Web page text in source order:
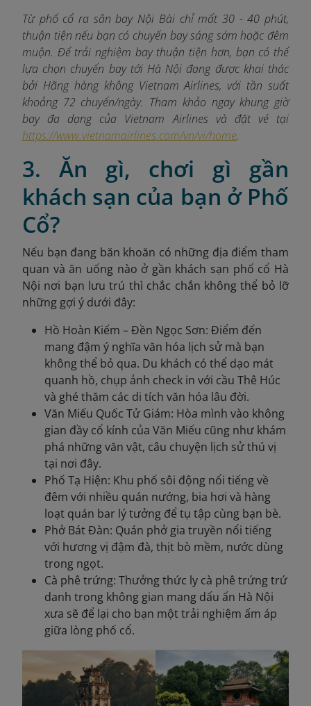
Từ phố cổ ra sân bay Nội Bài chỉ mất 30 - 40 phút,
thuận tiện nếu bạn có chuyến bay sáng sớm hoặc đêm
muộn. Để trải nghiệm bay thuận tiện hơn, bạn có thể
lựa chọn chuyến bay tới Hà Nội đang được khai thác
bởi Hãng hàng không Vietnam Airlines, với tần suất
khoảng 72 chuyến/ngày. Tham khảo ngay khung giờ
bay đa dạng của Vietnam Airlines và đặt vé tại
https://www.vietnamairlines.com/vn/vi/home.
3. Ăn gì, chơi gì gần
khách sạn của bạn ở Phố
Cổ?
Nếu bạn đang băn khoăn có những địa điểm tham
quan và ăn uống nào ở gần khách sạn phố cổ Hà
Nội nơi bạn lưu trú thì chắc chắn không thể bỏ lỡ
những gợi ý dưới đây:
Hồ Hoàn Kiếm – Đền Ngọc Sơn: Điểm đến
mang đậm ý nghĩa văn hóa lịch sử mà bạn
không thể bỏ qua. Du khách có thể dạo mát
quanh hồ, chụp ảnh check in với cầu Thê Húc
và ghé thăm các di tích văn hóa lâu đời.
Văn Miếu Quốc Tử Giám: Hòa mình vào không
gian đầy cổ kính của Văn Miếu cũng như khám
phá những văn vật, câu chuyện lịch sử thú vị
tại nơi đây.
Phố Tạ Hiện: Khu phố sôi động nổi tiếng về
đêm với nhiều quán nướng, bia hơi và hàng
loạt quán bar lý tưởng để tụ tập cùng bạn bè.
Phở Bát Đàn: Quán phở gia truyền nổi tiếng
với hương vị đậm đà, thịt bò mềm, nước dùng
trong ngọt.
Cà phê trứng: Thưởng thức ly cà phê trứng trứ
danh trong không gian mang dấu ấn Hà Nội
xưa sẽ để lại cho bạn một trải nghiệm ấm áp
giữa lòng phố cổ.